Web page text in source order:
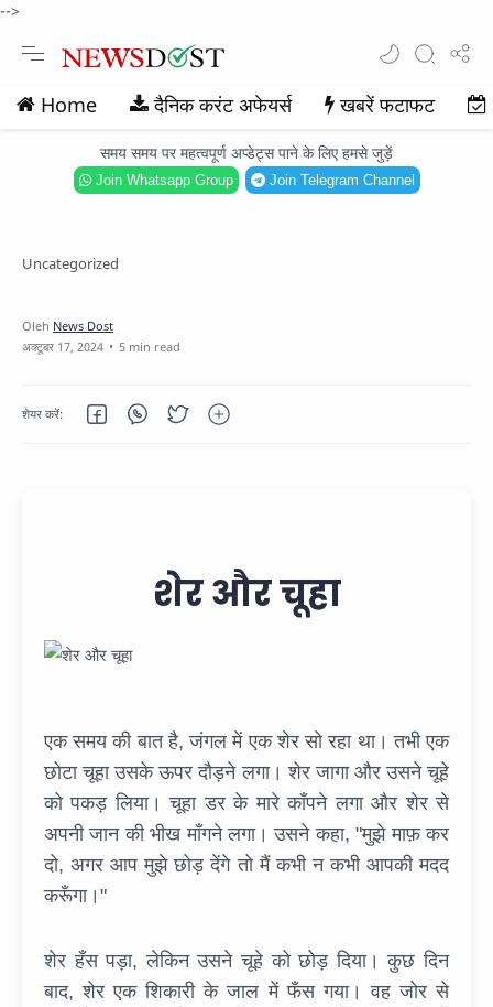
-->
Home दैनिक करंट अफेयर्स खबरें फटाफट
समय समय पर महत्वपूर्ण अप्डेट्स पाने के लिए हमसे जुड़ें
Join Whatsapp Group Join Telegram Channel
Uncategorized
5 min read
शेर और चूहा
एक समय की बात है, जंगल में एक शेर सो रहा था। तभी एक
छोटा चूहा उसके ऊपर दौड़ने लगा। शेर जागा और उसने चूहे
को पकड़ लिया। चूहा डर के मारे काँपने लगा और शेर से
अपनी जान की भीख माँगने लगा। उसने कहा, "मुझे माफ़ कर
दो, अगर आप मुझे छोड़ देंगे तो मैं कभी न कभी आपकी मदद
करूँगा।"
शेर हँस पड़ा, लेकिन उसने चूहे को छोड़ दिया। कुछ दिन
बाद, शेर एक शिकारी के जाल में फँस गया। वह जोर से